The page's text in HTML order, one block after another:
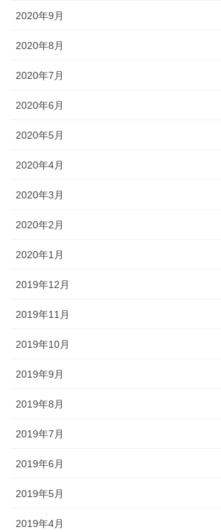
2020年9月
2020年8月
2020年7月
2020年6月
2020年5月
2020年4月
2020年3月
2020年2月
2020年1月
2019年12月
2019年11月
2019年10月
2019年9月
2019年8月
2019年7月
2019年6月
2019年5月
2019年4月